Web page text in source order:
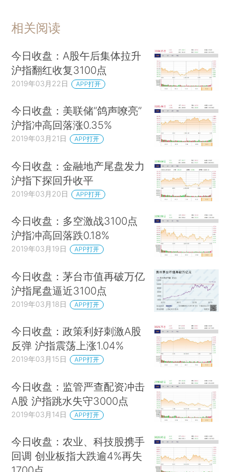
相关阅读
今日收盘：A股午后集体拉升
沪指翻红收复3100点
2019年03月22日 APP打开
今日收盘：美联储“鸽声嘹亮”
沪指冲高回落涨0.35%
2019年03月21日 APP打开
今日收盘：金融地产尾盘发力
沪指下探回升收平
2019年03月20日 APP打开
今日收盘：多空激战3100点
沪指冲高回落跌0.18%
2019年03月19日 APP打开
今日收盘：茅台市值再破万亿
沪指尾盘逼近3100点
2019年03月18日 APP打开
今日收盘：政策利好刺激A股
反弹 沪指震荡上涨1.04%
2019年03月15日 APP打开
今日收盘：监管严查配资冲击
A股 沪指跳水失守3000点
2019年03月14日 APP打开
今日收盘：农业、科技股携手
回调 创业板指大跌逾4%再失